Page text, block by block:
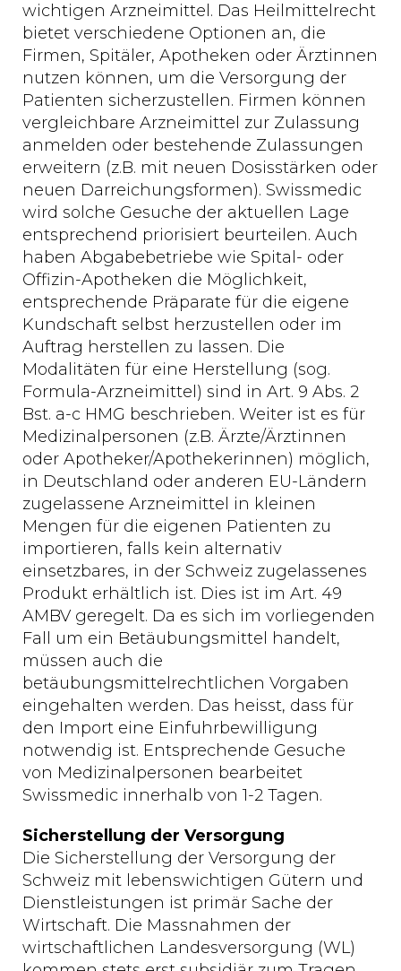
wichtigen Arzneimittel. Das Heilmittelrecht
bietet verschiedene Optionen an, die
Firmen, Spitäler, Apotheken oder Ärztinnen
nutzen können, um die Versorgung der
Patienten sicherzustellen. Firmen können
vergleichbare Arzneimittel zur Zulassung
anmelden oder bestehende Zulassungen
erweitern (z.B. mit neuen Dosisstärken oder
neuen Darreichungsformen). Swissmedic
wird solche Gesuche der aktuellen Lage
entsprechend priorisiert beurteilen. Auch
haben Abgabebetriebe wie Spital- oder
Offizin-Apotheken die Möglichkeit,
entsprechende Präparate für die eigene
Kundschaft selbst herzustellen oder im
Auftrag herstellen zu lassen. Die
Modalitäten für eine Herstellung (sog.
Formula-Arzneimittel) sind in Art. 9 Abs. 2
Bst. a-c HMG beschrieben. Weiter ist es für
Medizinalpersonen (z.B. Ärzte/Ärztinnen
oder Apotheker/Apothekerinnen) möglich,
in Deutschland oder anderen EU-Ländern
zugelassene Arzneimittel in kleinen
Mengen für die eigenen Patienten zu
importieren, falls kein alternativ
einsetzbares, in der Schweiz zugelassenes
Produkt erhältlich ist. Dies ist im Art. 49
AMBV geregelt. Da es sich im vorliegenden
Fall um ein Betäubungsmittel handelt,
müssen auch die
betäubungsmittelrechtlichen Vorgaben
eingehalten werden. Das heisst, dass für
den Import eine Einfuhrbewilligung
notwendig ist. Entsprechende Gesuche
von Medizinalpersonen bearbeitet
Swissmedic innerhalb von 1-2 Tagen.
Sicherstellung der Versorgung
Die Sicherstellung der Versorgung der
Schweiz mit lebenswichtigen Gütern und
Dienstleistungen ist primär Sache der
Wirtschaft. Die Massnahmen der
wirtschaftlichen Landesversorgung (WL)